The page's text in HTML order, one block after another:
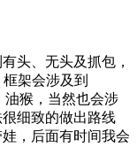
头、无头及抓包，
框架会涉及到
油猴，当然也会涉
细致的做出路线
，后面有时间我会